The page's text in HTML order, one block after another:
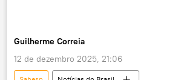
Valdemar Costa Neto
Guilherme Correia
12 de dezembro 2025, 21:06